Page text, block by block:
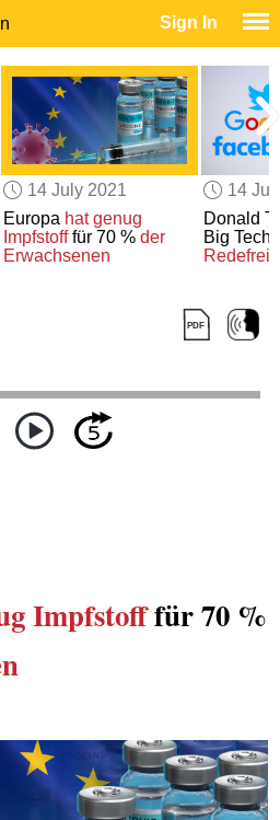
Sign In
14 July 2021
Europa hat genug
Impfstofffür 70 % der
Erwachsenen
14
Donald
Big Tech
Impfstofffür 70 %